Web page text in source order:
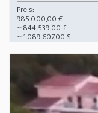
Preis:
985.000,00 €
~ 844.539,00 £
~ 1.089.607,00 $